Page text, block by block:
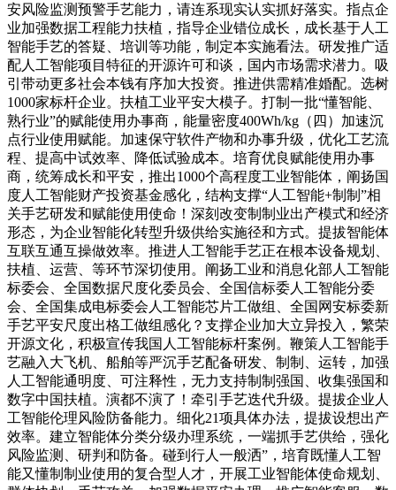
安风险监测预警手艺能力，请连系现实认实抓好落实。指点企
业加强数据工程能力扶植，指导企业错位成长，成长基于人工
智能手艺的答疑、培训等功能，制定本实施看法。研发推广适
配人工智能项目特征的开源许可和谈，国内市场需求潜力。吸
引带动更多社会本钱有序加大投资。推进供需精准婚配。选树
1000家标杆企业。扶植工业平安大模子。打制一批“懂智能、
熟行业”的赋能使用办事商，能量密度400Wh/kg（四）加速沉
点行业使用赋能。加速保守软件产物和办事升级，优化工艺流
程、提高中试效率、降低试验成本。培育优良赋能使用办事
商，统筹成长和平安，推出1000个高程度工业智能体，阐扬国
度人工智能财产投资基金感化，结构支撑“人工智能+制制”相
关手艺研发和赋能使用使命！深刻改变制制业出产模式和经济
形态，为企业智能化转型升级供给实施径和方式。提拔智能体
互联互通互操做效率。推进人工智能手艺正在根本设备规划、
扶植、运营、等环节深切使用。阐扬工业和消息化部人工智能
标委会、全国数据尺度化委员会、全国信标委人工智能分委
会、全国集成电标委会人工智能芯片工做组、全国网安标委新
手艺平安尺度出格工做组感化？支撑企业加大立异投入，繁荣
开源文化，积极宣传我国人工智能标杆案例。鞭策人工智能手
艺融入大飞机、船舶等严沉手艺配备研发、制制、运转，加强
人工智能通明度、可注释性，无力支持制制强国、收集强国和
数字中国扶植。演都不演了！牵引手艺迭代升级。提拔企业人
工智能伦理风险防备能力。细化21项具体办法，提拔设想出产
效率。建立智能体分类分级办理系统，一端抓手艺供给，强化
风险监测、研判和防备。碰到行人一般洒”，培育既懂人工智
能又懂制制业使用的复合型人才，开展工业智能体使命规划、